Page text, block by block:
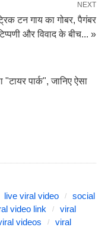
NEXT
टन गाय का गोबर, पैगंबर
और विवाद के बीच... »
पार्क", जानिए ऐसा
live viral video
social
video link
viral
videos
viral